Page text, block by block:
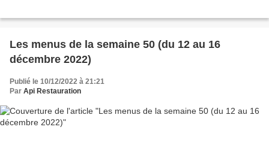
Les menus de la semaine 50 (du 12 au 16
décembre 2022)
Publié le 10/12/2022 à 21:21
Par Api Restauration